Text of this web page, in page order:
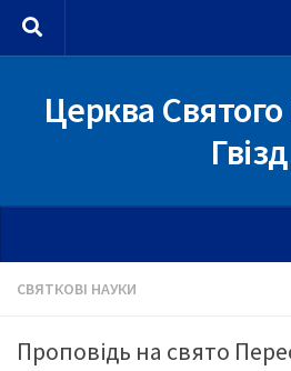
Skip to content
Церква
Гвізд
СВЯТКОВІ НАУКИ
Проповідь на свято